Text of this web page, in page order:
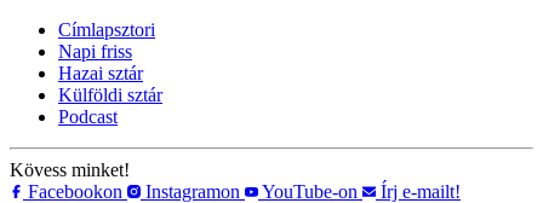
Címlapsztori
Napi friss
Hazai sztár
Külföldi sztár
Podcast
Kövess minket!
Facebookon
Instagramon YouTube-on Írj e-mailt!